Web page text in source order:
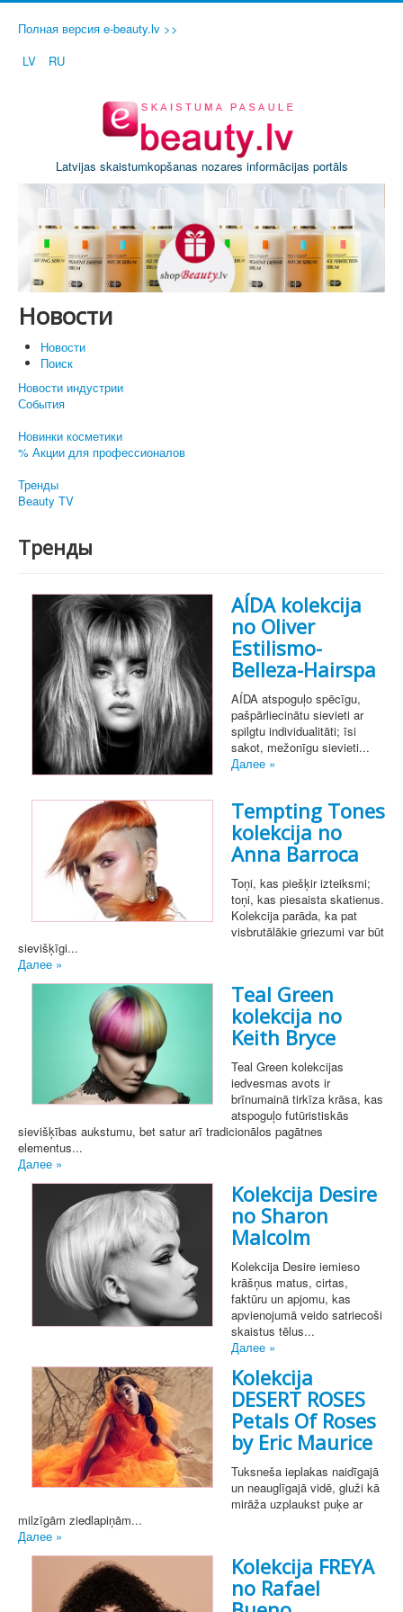
Полная версия e-beauty.lv >>
LV
RU
Latvijas skaistumkopšanas nozares informācijas portāls
Новости
Новости
Поиск
Новости индустрии
События
Новинки косметики
% Акции для профессионалов
Тренды
Beauty TV
Тренды
AÍDA kolekcija
no Oliver
Estilismo-
Belleza-Hairspa
AÍDA atspoguļo spēcīgu,
pašpārliecinātu sievieti ar
spilgtu individualitāti; īsi
sakot, mežonīgu sievieti...
Далее »
Tempting Tones
kolekcija no
Anna Barroca
Toņi, kas piešķir izteiksmi;
toņi, kas piesaista skatienus.
Kolekcija parāda, ka pat
visbrutālākie griezumi var būt
sievišķīgi...
Далее »
Teal Green
kolekcija no
Keith Bryce
Teal Green kolekcijas
iedvesmas avots ir
brīnumainā tirkīza krāsa, kas
atspoguļo futūristiskās
sievišķības aukstumu, bet satur arī tradicionālos pagātnes
elementus...
Далее »
Kolekcija Desire
no Sharon
Malcolm
Kolekcija Desire iemieso
krāšņus matus, cirtas,
faktūru un apjomu, kas
apvienojumā veido satriecoši
skaistus tēlus...
Далее »
Kolekcija
DESERT ROSES
Petals Of Roses
by Eric Maurice
Tuksneša ieplakas naidīgajā
un neauglīgajā vidē, gluži kā
mirāža uzplaukst puķe ar
milzīgām ziedlapiņām...
Далее »
Kolekcija FREYA
no Rafael